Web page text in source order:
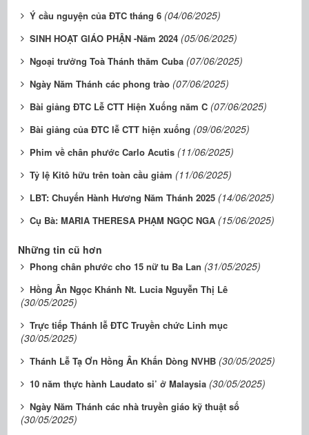
Ý cầu nguyện của ĐTC tháng 6 (04/06/2025)
SINH HOẠT GIÁO PHẬN -Năm 2024 (05/06/2025)
Ngoại trưởng Toà Thánh thăm Cuba (07/06/2025)
Ngày Năm Thánh các phong trào (07/06/2025)
Bài giảng ĐTC Lễ CTT Hiện Xuống năm C (07/06/2025)
Bài giảng của ĐTC lễ CTT hiện xuống (09/06/2025)
Phim về chân phước Carlo Acutis (11/06/2025)
Tỷ lệ Kitô hữu trên toàn cầu giảm (11/06/2025)
LBT: Chuyến Hành Hương Năm Thánh 2025 (14/06/2025)
Cụ Bà: MARIA THERESA PHẠM NGỌC NGA (15/06/2025)
Những tin cũ hơn
Phong chân phước cho 15 nữ tu Ba Lan (31/05/2025)
Hồng Ân Ngọc Khánh Nt. Lucia Nguyễn Thị Lê
(30/05/2025)
Trực tiếp Thánh lễ ĐTC Truyền chức Linh mục
(30/05/2025)
Thánh Lễ Tạ Ơn Hồng Ân Khấn Dòng NVHB (30/05/2025)
10 năm thực hành Laudato si’ ở Malaysia (30/05/2025)
Ngày Năm Thánh các nhà truyền giáo kỹ thuật số
(30/05/2025)